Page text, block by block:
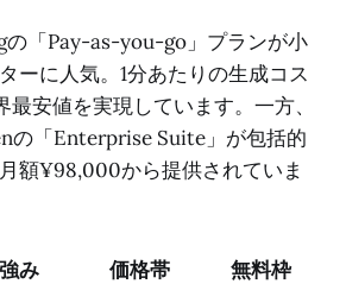
「Pay-as-you-go」プランが小
ーに人気。1分あたりの生成コス
最安値を実現しています。一方、
の「Enterprise Suite」が包括的
額¥98,000から提供されていま
強み 価格帯 無料枠